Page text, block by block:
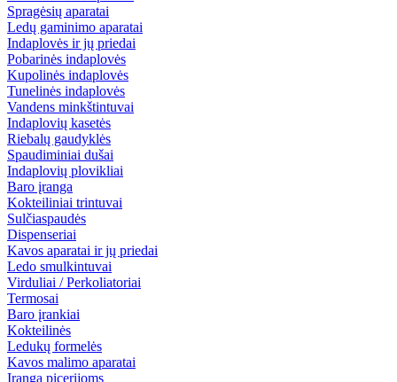
Spragėsių aparatai
Ledų gaminimo aparatai
Indaplovės ir jų priedai
Pobarinės indaplovės
Kupolinės indaplovės
Tunelinės indaplovės
Vandens minkštintuvai
Indaplovių kasetės
Riebalų gaudyklės
Spaudiminiai dušai
Indaplovių plovikliai
Baro įranga
Kokteiliniai trintuvai
Sulčiaspaudės
Dispenseriai
Kavos aparatai ir jų priedai
Ledo smulkintuvai
Virduliai / Perkoliatoriai
Termosai
Baro įrankiai
Kokteilinės
Ledukų formelės
Kavos malimo aparatai
Įranga picerijoms